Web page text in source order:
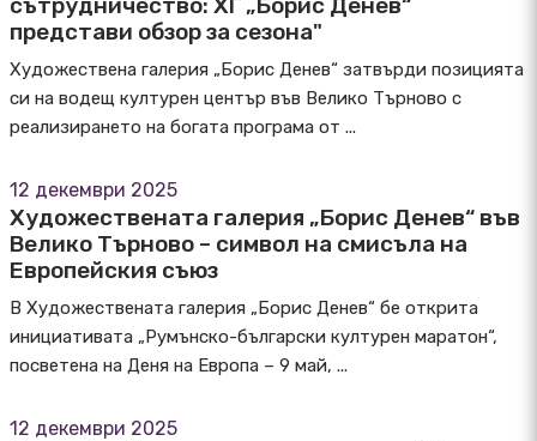
представи обзор за сезона"
Художествена галерия „Борис Денев“ затвърди позицията
си на водещ културен център във Велико Търново с
реализирането на богата програма от ...
12 декември 2025
Художествената галерия „Борис Денев“ във
Велико Търново – символ на смисъла на
Европейския съюз
В Художествената галерия „Борис Денев“ бе открита
инициативата „Румънско-български културен маратон“,
посветена на Деня на Европа – 9 май, ...
12 декември 2025